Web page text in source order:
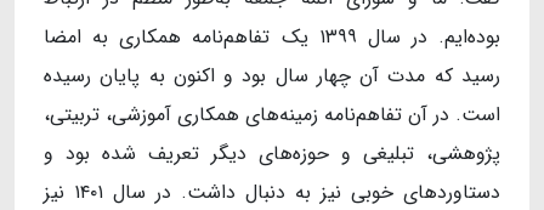
بوده‌ایم. در سال ۱۳۹۹ یک تفاهم‌نامه همکاری به امضا
رسید که مدت آن چهار سال بود و اکنون به پایان رسیده
است. در آن تفاهم‌نامه زمینه‌های همکاری آموزشی، تربیتی،
پژوهشی، تبلیغی و حوزه‌های دیگر تعریف شده بود و
دستاوردهای خوبی نیز به دنبال داشت. در سال ۱۴۰۱ نیز